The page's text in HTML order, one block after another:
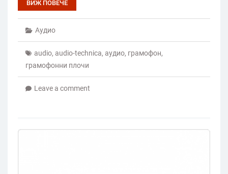
ВИЖ ПОВЕЧЕ
Аудио
audio, audio-technica, аудио, грамофон,
грамофонни плочи
Leave a comment